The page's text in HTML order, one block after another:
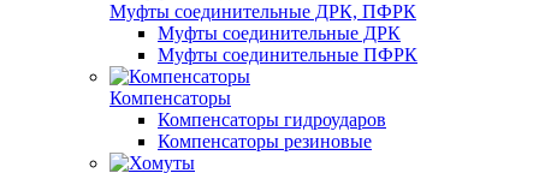
Муфты соединительные ДРК, ПФРК
Муфты соединительные ДРК
Муфты соединительные ПФРК
Компенсаторы
Компенсаторы гидроударов
Компенсаторы резиновые